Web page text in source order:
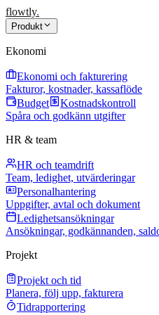
flowtly.
Produkt
Ekonomi
Ekonomi och fakturering
Fakturor, kostnader, kassaflöde
Budget
Kostnadskontroll
Spåra och godkänn utgifter
HR & team
HR och teamdrift
Team, ledighet, utvärderingar
Personalhantering
Uppgifter, avtal och dokument
Ledighetsansökningar
Ansökningar, godkännanden,
Projekt
Projekt och tid
Planera, följ upp, fakturera
Tidrapportering